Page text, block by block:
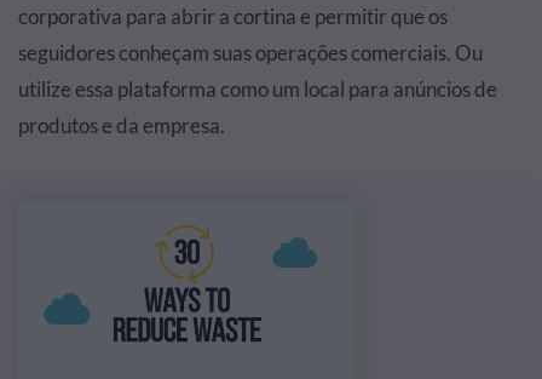
corporativa para abrir a cortina e permitir que os
seguidores conheçam suas operações comerciais. Ou
utilize essa plataforma como um local para anúncios de
produtos e da empresa.